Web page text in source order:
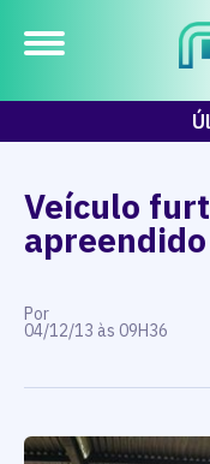
Veículo
Por
04/12/13 às 09H36